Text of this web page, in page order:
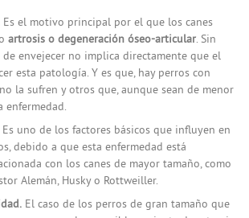
Es el motivo principal por el que los canes
artrosis o degeneración óseo-articular. Sin
de envejecer no implica directamente que el
esta patología. Y es que, hay perros con
la sufren y otros que, aunque sean de menor
enfermedad.
Es uno de los factores básicos que influyen en
debido a que esta enfermedad está
con los canes de mayor tamaño, como
Alemán, Husky o Rottweiller.
El caso de los perros de gran tamaño que